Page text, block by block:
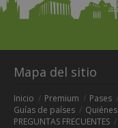
Mapa del sitio
Inicio Premium Pases
Guías de países
PREGUNTAS FRECUENTES